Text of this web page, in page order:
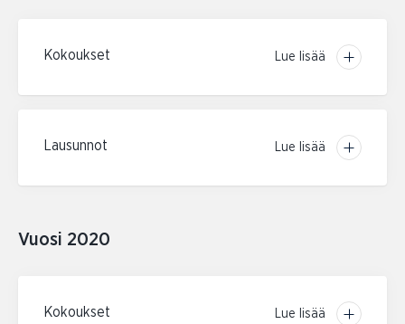
Kokoukset Lue lisää
Lausunnot Lue lisää
Vuosi 2020
Kokoukset Lue lisää